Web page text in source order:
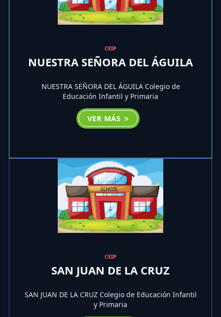
CEIP
NUESTRA SEÑORA DEL ÁGUILA
NUESTRA SEÑORA DEL ÁGUILA Colegio de
Educación Infantil y Primaria
VER MÁS
CEIP
SAN JUAN DE LA CRUZ
SAN JUAN DE LA CRUZ Colegio de Educación Infantil
y Primaria